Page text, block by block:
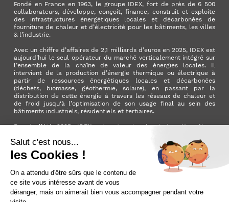
Fondé en France en 1963, le groupe IDEX, fort de près de 6 500
collaborateurs, développe, conçoit, finance, construit et exploite
des infrastructures énergétiques locales et décarbonées de
fourniture de chaleur et d’électricité pour les bâtiments, les villes
& l’industrie.
Avec un chiffre d’affaires de 2,1 milliards d’euros en 2025, IDEX est
aujourd’hui le seul opérateur du marché verticalement intégré sur
l’ensemble de la chaîne de valeur des énergies locales. Il
intervient de la production d’énergie thermique ou électrique à
partir de ressources énergétiques locales et décarbonées
(déchets, biomasse, géothermie, solaire), en passant par la
distribution de cette énergie à travers les réseaux de chaleur et
de froid jusqu'à l’optimisation de son usage final au sein des
bâtiments industriels, résidentiels et tertiaires.
Depuis l’été 2025, IDEX est entreprise à mission. Une étape
positif pour la planète et pour la société.
FacebookInstagramYouTube